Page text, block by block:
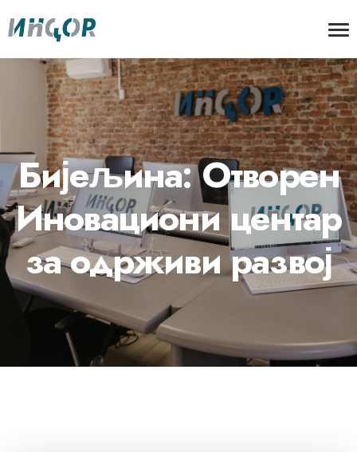
Бијељина: Отворен
Иновациони центар
за одрживи развој